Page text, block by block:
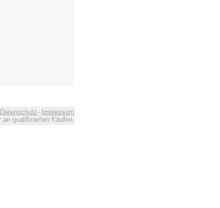
Datenschutz- Impressum
an qualifizierten Käufen.